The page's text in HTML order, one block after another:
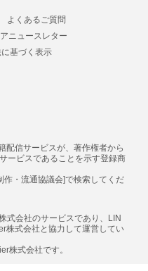
よくあるご質問
ニュースレター
基づく表示
配信サービスが、著作権者から
ービスであることを示す登録商
作・流通協議会]で検索してくだ
式会社のサービスであり、LIN
株式会社と協力して運営してい
株式会社です。